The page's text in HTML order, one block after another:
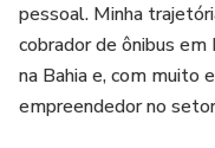
pessoal. Minha
cobrador de ônibus
na Bahia e, com muito
empreendedor no